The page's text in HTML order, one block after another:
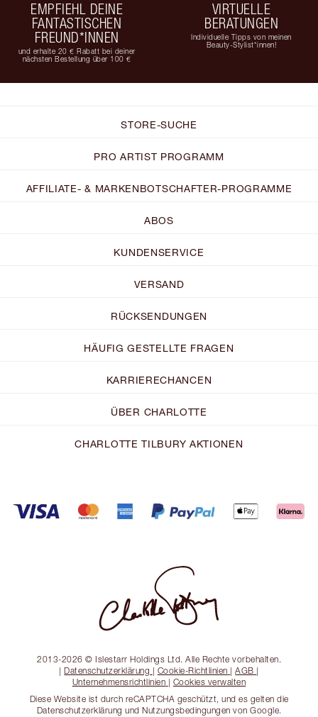
EMPFIEHL DEINE
FANTASTISCHEN
FREUND*INNEN
und erhalte 20 € Rabatt bei deiner
nächsten Bestellung über 100 €
VIRTUELLE
BERATUNGEN
Individuelle Tipps von meinen
Beauty-Stylist*innen!
STORE-SUCHE
PRO ARTIST PROGRAMM
AFFILIATE- & MARKENBOTSCHAFTER-PROGRAMME
ABOS
KUNDENSERVICE
VERSAND
RÜCKSENDUNGEN
HÄUFIG GESTELLTE FRAGEN
KARRIERECHANCEN
ÜBER CHARLOTTE
CHARLOTTE TILBURY AKTIONEN
2013-2026 © Islestarr Holdings Ltd. Alle Rechte vorbehalten.
| Datenschutzerklärung | Cookie-Richtlinien |AGB |
Unternehmensrichtlinien | Cookies verwalten
Diese Website ist durch reCAPTCHA geschützt, und es gelten die
Datenschutzerklärung und Nutzungsbedingungen von Google.